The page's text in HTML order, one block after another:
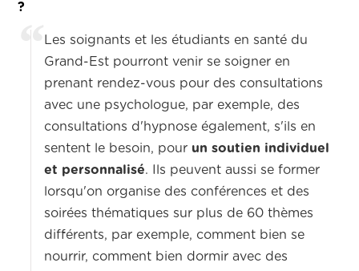
?
Les soignants et les étudiants en santé du
Grand-Est pourront venir se soigner en
prenant rendez-vous pour des consultations
avec une psychologue, par exemple, des
consultations d'hypnose également,s'ils en
sentent le besoin, pour un soutien individuel
et personnalisé. Ils peuvent aussi se former
lorsqu'on organise des conférences et des
soirées thématiques sur plus de 60 thèmes
différents, par exemple, comment bien se
nourrir, comment bien dormir avec des